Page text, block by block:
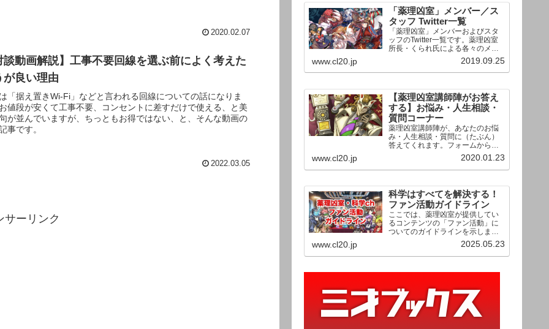
2020.02.07
談動画解説】工事不要回線を選ぶ前によく考えた
が良い理由
「据え置きWi-Fi」などと言われる回線についての話になりま
値段が安くて工事不要、コンセントに差すだけで使える、と美
が並んでいますが、ちっともお得ではない、と、そんな動画の
事です。
2022.03.05
サーリンク
「薬理凶室」メンバー／ス
タッフ Twitter一覧
「薬理凶室」メンバーおよびスタ
ッフのTwitter一覧です。薬理凶室
所長・くられ氏による各々のメン
バーの一言紹介付き。Twitterへの
リンクの下にあるフォローボタン
を押すとそのままフォローできま
www.cl20.jp 2019.09.25
【薬理凶室講師陣がお答え
する】お悩み・人生相談・
質問コーナー
薬理凶室講師陣が、あなたのお悩
み・人生相談・質問に（たぶん）
答えてくれます。フォームからお
送りいただいた相談は、順次、動
画として公開される予定（時期未
定）！ どうぞお気軽にご質問く
www.cl20.jp 2020.01.23
科学はすべてを解決する！
ファン活動ガイドライン
ここでは、薬理凶室が提供してい
るコンテンツの「ファン活動」に
ついてのガイドラインを示しま
す。ご利用の場合は当ガイドライ
ンを遵守して頂けますよう、よろ
しくお願い申し上げます。
www.cl20.jp 2025.05.23